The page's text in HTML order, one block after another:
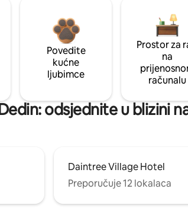
Povedite
kućne
ljubimce
Prostor za
na
računalu
odsjednite u blizini
Daintree Village Hotel
Preporučuje 12 lokalaca